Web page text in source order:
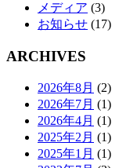
メディア (3)
お知らせ (17)
ARCHIVES
2026年8月 (2)
2026年7月 (1)
2026年4月 (1)
2025年2月 (1)
2025年1月 (1)